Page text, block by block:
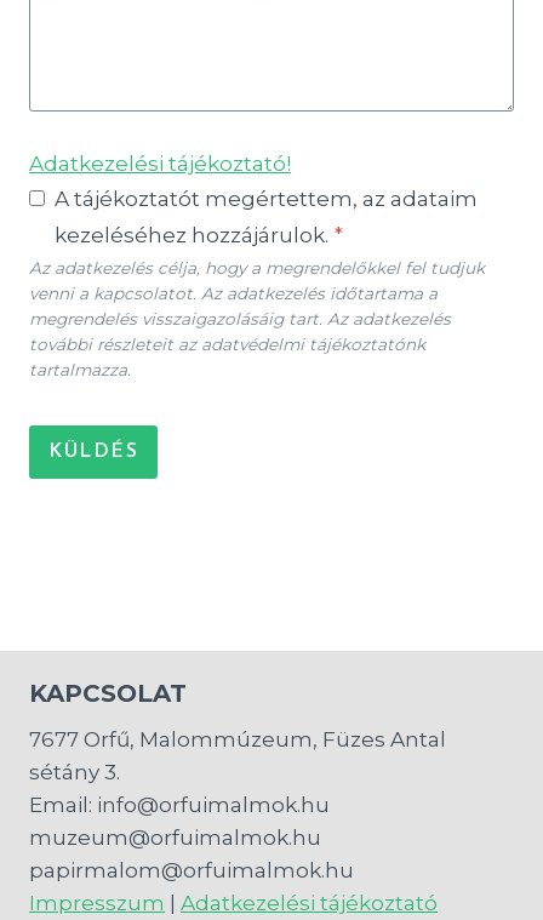
Adatkezelési tájékoztató!
A tájékoztatót megértettem, az adataim
kezeléséhez hozzájárulok. *
Az adatkezelés célja, hogy a megrendelőkkel fel tudjuk
venni a kapcsolatot. Az adatkezelés időtartama a
megrendelés visszaigazolásáig tart. Az adatkezelés
további részleteit az adatvédelmi tájékoztatónk
tartalmazza.
KÜLDÉS
KAPCSOLAT
7677 Orfű, Malommúzeum, Füzes Antal
sétány 3.
Email: info@orfuimalmok.hu
muzeum@orfuimalmok.hu
papirmalom@orfuimalmok.hu
Impresszum | Adatkezelési tájékoztató